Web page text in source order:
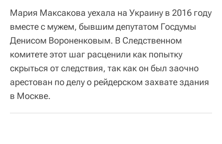
Мария Максакова уехала на Украину в 2016 году
вместе с мужем, бывшим депутатом Госдумы
Денисом Вороненковым. В Следственном
комитете этот шаг расценили как попытку
скрыться от следствия, так как он был заочно
арестован по делу о рейдерском захвате здания
в Москве.